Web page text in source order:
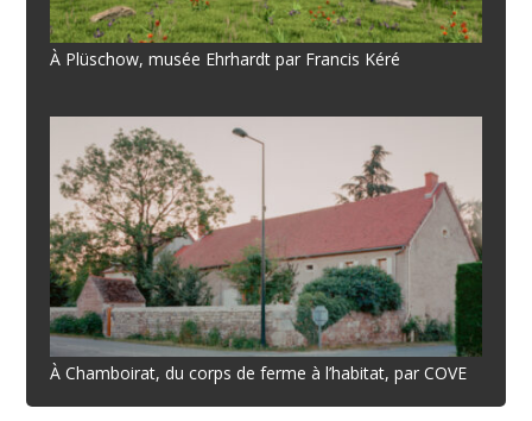
À Plüschow, musée Ehrhardt par Francis Kéré
À Chamboirat, du corps de ferme à l’habitat, par COVE